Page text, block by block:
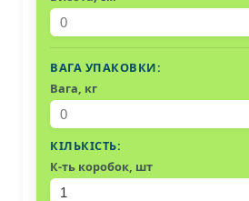
ВАГА УПАКОВКИ:
Вага, кг
КІЛЬКІСТЬ:
К-ть коробок, шт